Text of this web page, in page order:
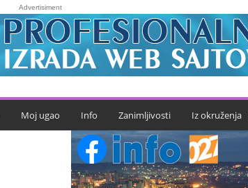
Advertisiment
Moj ugao Info Zanimljivosti Iz okruženja